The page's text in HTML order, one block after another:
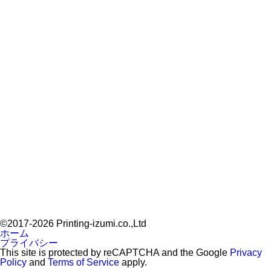
©2017-2026 Printing-izumi.co.,Ltd
ホーム
プライバシー
This site is protected by reCAPTCHA and the Google Privacy
Policy and Terms of Service apply.